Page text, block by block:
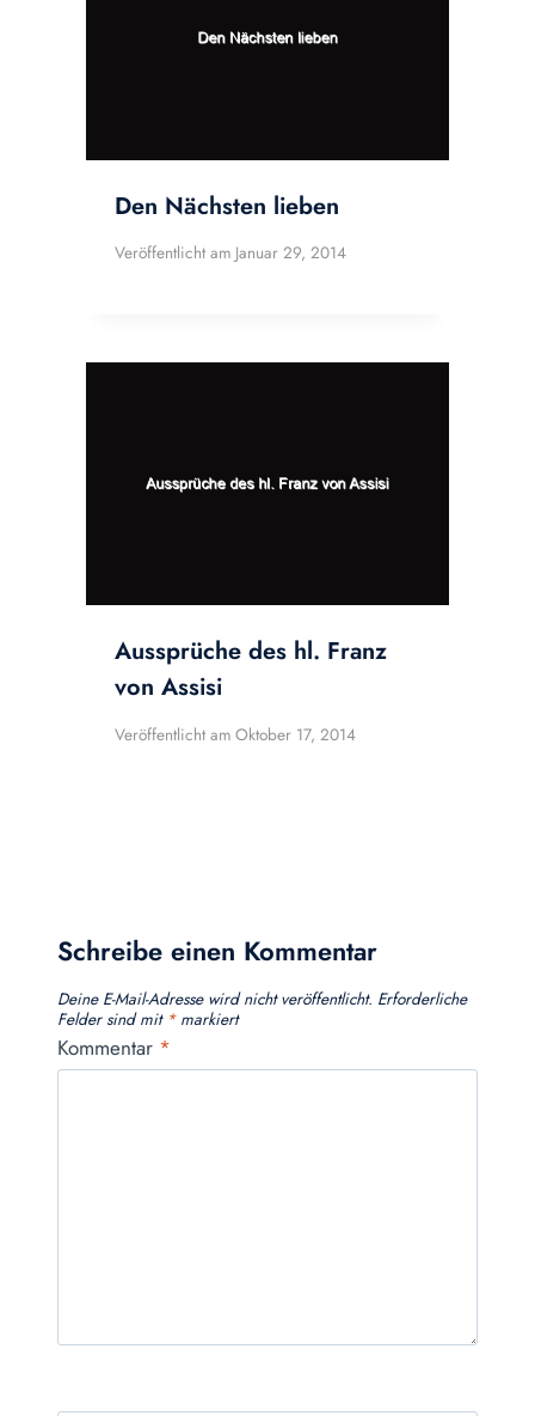
Den Nächsten lieben
Veröffentlicht am Januar 29, 2014
Aussprüche des hl. Franz
von Assisi
Veröffentlicht am Oktober 17, 2014
Schreibe einen Kommentar
Deine E-Mail-Adresse wird nicht veröffentlicht. Erforderliche
Felder sind mit *markiert
Kommentar *